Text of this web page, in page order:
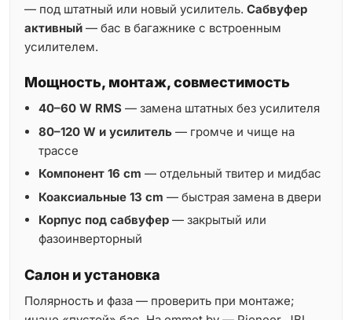
— под штатный или новый усилитель. Сабвуфер
активный — бас в багажнике с встроенным
усилителем.
Мощность, монтаж, совместимость
40–60 W RMS — замена штатных без усилителя
80–120 W и усилитель — громче и чище на
трассе
Компонент 16 cm — отдельный твитер и мидбас
Коаксиальные 13 cm — быстрая замена в двери
Корпус под сабвуфер — закрытый или
фазоинверторный
Салон и установка
Полярность и фаза — проверить при монтаже;